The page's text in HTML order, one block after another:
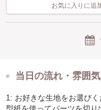
お気に入りに追
当日の流れ・雰囲気
1: お好きな生地をお選びく